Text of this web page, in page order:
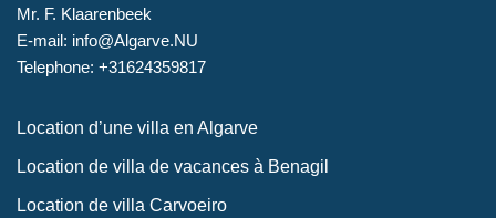
Mr. F. Klaarenbeek
E-mail: info@Algarve.NU
Telephone: +31624359817
Location d’une villa en Algarve
Location de villa de vacances à Benagil
Location de villa Carvoeiro